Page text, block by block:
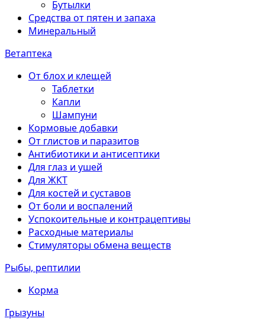
Бутылки
Средства от пятен и запаха
Минеральный
Ветаптека
От блох и клещей
Таблетки
Капли
Шампуни
Кормовые добавки
От глистов и паразитов
Антибиотики и антисептики
Для глаз и ушей
Для ЖКТ
Для костей и суставов
От боли и воспалений
Успокоительные и контрацептивы
Расходные материалы
Стимуляторы обмена веществ
Рыбы, рептилии
Корма
Грызуны